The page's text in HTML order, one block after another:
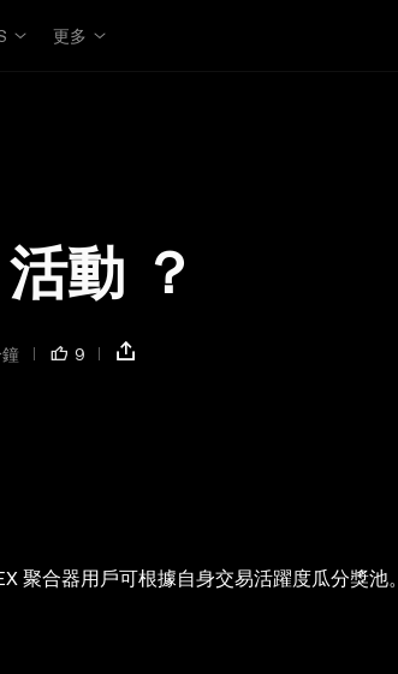
更多
動 ？
9
聚合器用戶可根據自身交易活躍度瓜分獎池。